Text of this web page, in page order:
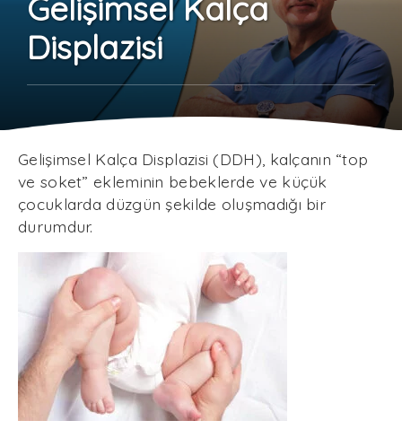
Gelişimsel Kalça
Displazisi
Gelişimsel Kalça Displazisi (DDH), kalçanın “top
ve soket” ekleminin bebeklerde ve küçük
çocuklarda düzgün şekilde oluşmadığı bir
durumdur.